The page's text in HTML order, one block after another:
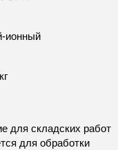
ионный
для складских работ
для обработки